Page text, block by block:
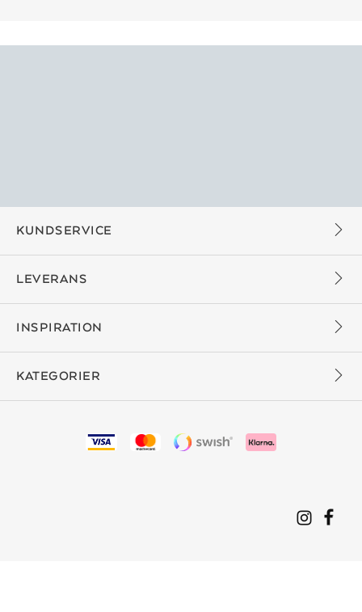
KUNDSERVICE
LEVERANS
INSPIRATION
KATEGORIER